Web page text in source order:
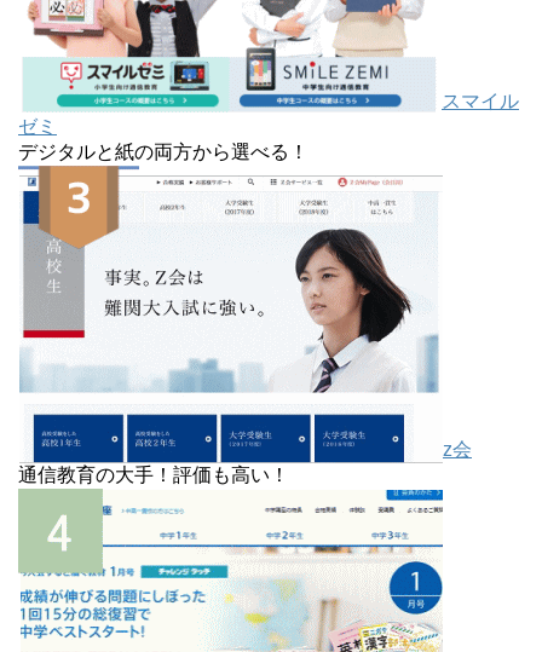
スマイル
ゼミ
デジタルと紙の両方から選べる！
z会
通信教育の大手！評価も高い！